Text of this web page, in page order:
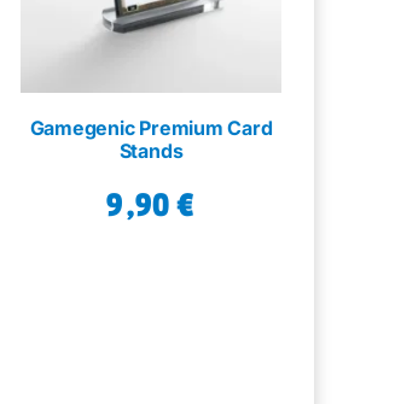
Gamegenic Premium Card
Stands
9,90€